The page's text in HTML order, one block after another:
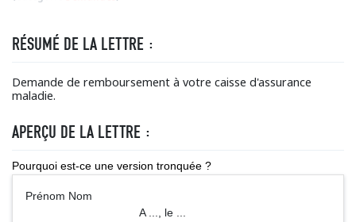
RÉSUMÉ DE LA LETTRE :
Demande de remboursement à votre caisse d'assurance
maladie.
APERÇU DE LA LETTRE :
Pourquoi est-ce une version tronquée ?
Prénom Nom
A ..., le ...